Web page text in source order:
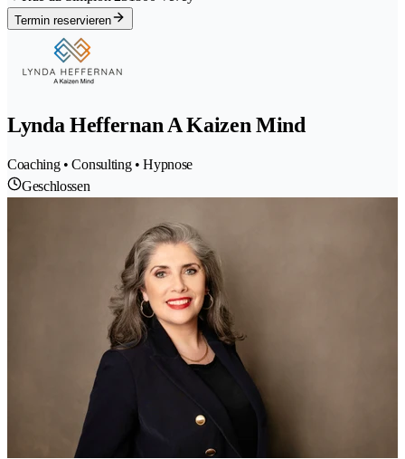
Termin reservieren
Lynda Heffernan A Kaizen Mind
Coaching • Consulting • Hypnose
Geschlossen